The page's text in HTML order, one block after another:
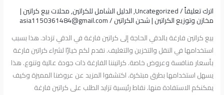
اترك تعليقاً/
Uncategorized
,الدليل الشامل للكراتين,محلات بيع كراتين |
مخازن وتوزيع الكراتين | شحن الكراتين/
asia1150361484@gmail.com
بيع كراتين فارغة بالدقي الحاجة إلى كراتين فارغة في الدقي تزداد. هذا بسبب
استخدامها في النقل والتخزين والتغليف. نقدم لكم خيارًا لشراء كراتين فارغة
بأسعار منافسة وعروض خاصة. كراتيننا الفارغة ذات جودة عالية وتنوع. هذا
يسهل استخدامها بطرق مبتكرة. اكتشفوا المزيد عن عروضنا المميزة وكيف
يمكنكم الاستفادة منها. نقاط رئيسية تزايد الطلب على كراتين فارغة